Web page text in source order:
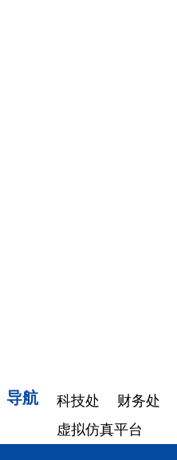
导航 科技处 财务处
虚拟仿真平台